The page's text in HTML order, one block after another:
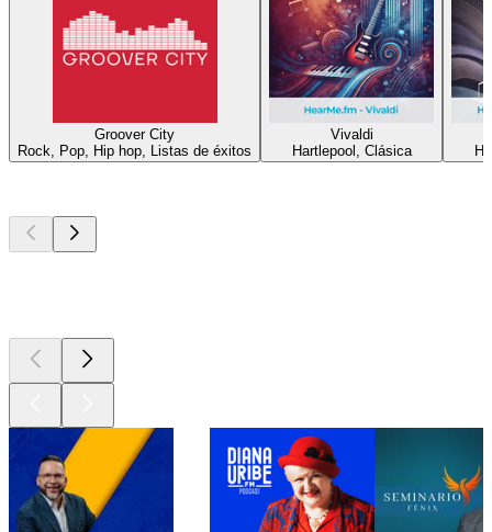
Groover City
Rock, Pop, Hip hop, Listas de éxitos
Vivaldi
Hartlepool, Clásica